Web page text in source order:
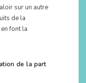
sur un autre
de la
font la
de la part